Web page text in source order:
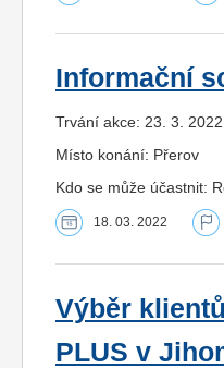
Informační
Trvání akce: 23. 3. 2022
Místo konání: Přerov
Kdo se může účastnit:
18. 03. 2022
Výběr
PLUS v